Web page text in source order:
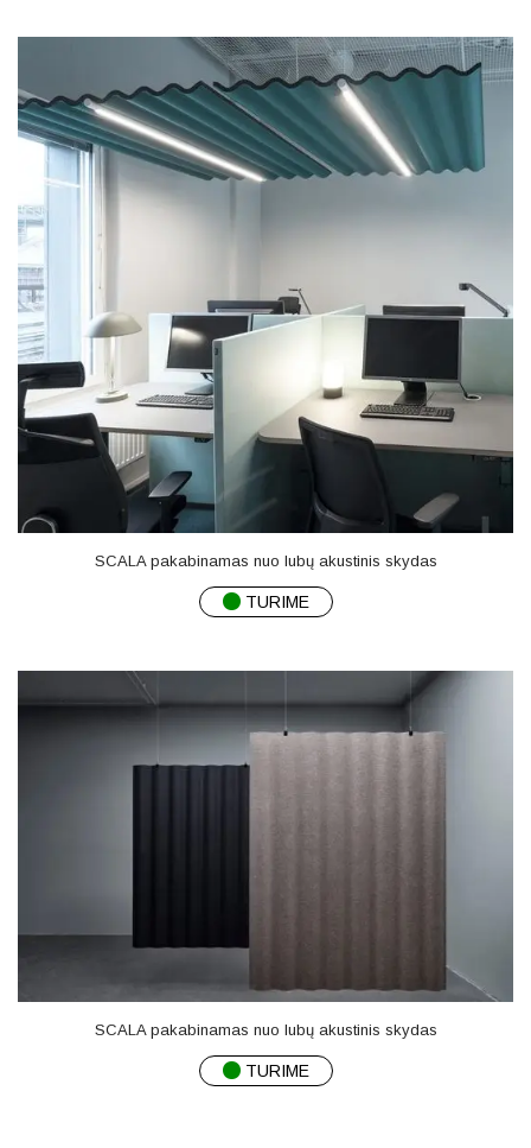
SCALA pakabinamas nuo lubų akustinis skydas
TURIME
SCALA pakabinamas nuo lubų akustinis skydas
TURIME